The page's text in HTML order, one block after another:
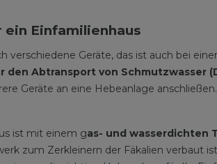
Einfamilienhaus
verschiedene Geräte, das ist auch bei
den Abtransport von Schmutzwasser
Geräte an eine Hebeanlage
ist mit einem gas- und wasserdichten
zum Zerkleinern der Fäkalien verbaut